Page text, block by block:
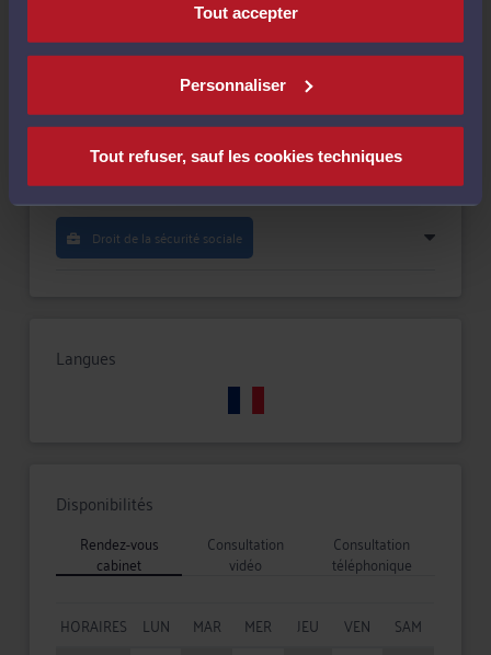
Tout accepter
Personnaliser
Tout refuser, sauf les cookies techniques
Compétences
Droit de la sécurité sociale
Langues
Disponibilités
Rendez-vous
cabinet
Consultation
vidéo
Consultation
téléphonique
HORAIRES LUN MAR MER JEU VEN
SAM